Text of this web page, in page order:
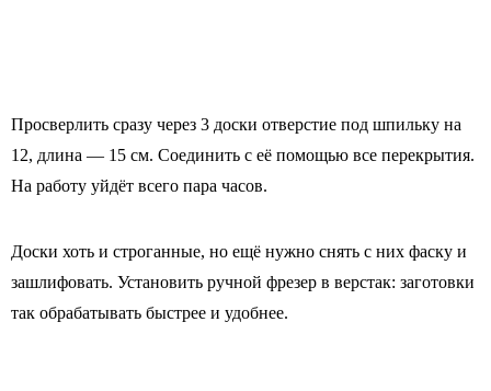
Просверлить сразу через 3 доски отверстие под шпильку на
12, длина — 15 см. Соединить с её помощью все перекрытия.
На работу уйдёт всего пара часов.
Доски хоть и строганные, но ещё нужно снять с них фаску и
зашлифовать. Установить ручной фрезер в верстак: заготовки
так обрабатывать быстрее и удобнее.